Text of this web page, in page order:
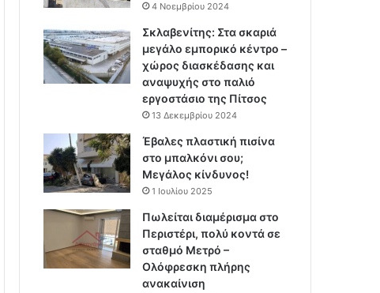
4 Νοεμβρίου 2024
Σκλαβενίτης: Στα σκαριά
μεγάλο εμπορικό κέντρο –
χώρος διασκέδασης και
αναψυχής στο παλιό
εργοστάσιο της Πίτσος
13 Δεκεμβρίου 2024
Έβαλες πλαστική πισίνα
στο μπαλκόνι σου;
Μεγάλος κίνδυνος!
1 Ιουλίου 2025
Πωλείται διαμέρισμα στο
Περιστέρι, πολύ κοντά σε
σταθμό Μετρό –
Ολόφρεσκη πλήρης
ανακαίνιση